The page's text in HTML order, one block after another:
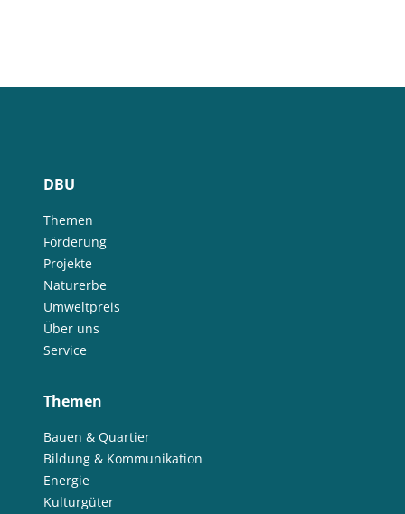
DBU
Themen
Förderung
Projekte
Naturerbe
Umweltpreis
Über uns
Service
Themen
Bauen & Quartier
Bildung & Kommunikation
Energie
Kulturgüter